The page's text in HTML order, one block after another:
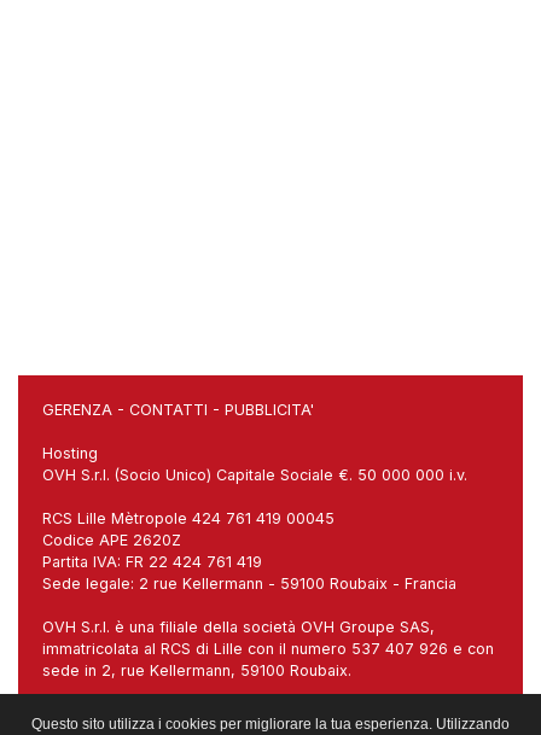
Questo sito utilizza i cookies per migliorare la tua esperienza. Utilizzando
GERENZA - CONTATTI - PUBBLICITA'
Hosting
OVH S.r.l. (Socio Unico) Capitale Sociale €. 50 000 000 i.v.
RCS Lille Mètropole 424 761 419 00045
Codice APE 2620Z
Partita IVA: FR 22 424 761 419
Sede legale: 2 rue Kellermann - 59100 Roubaix - Francia
OVH S.r.l. è una filiale della società OVH Groupe SAS,
immatricolata al RCS di Lille con il numero 537 407 926 e con
sede in 2, rue Kellermann, 59100 Roubaix.